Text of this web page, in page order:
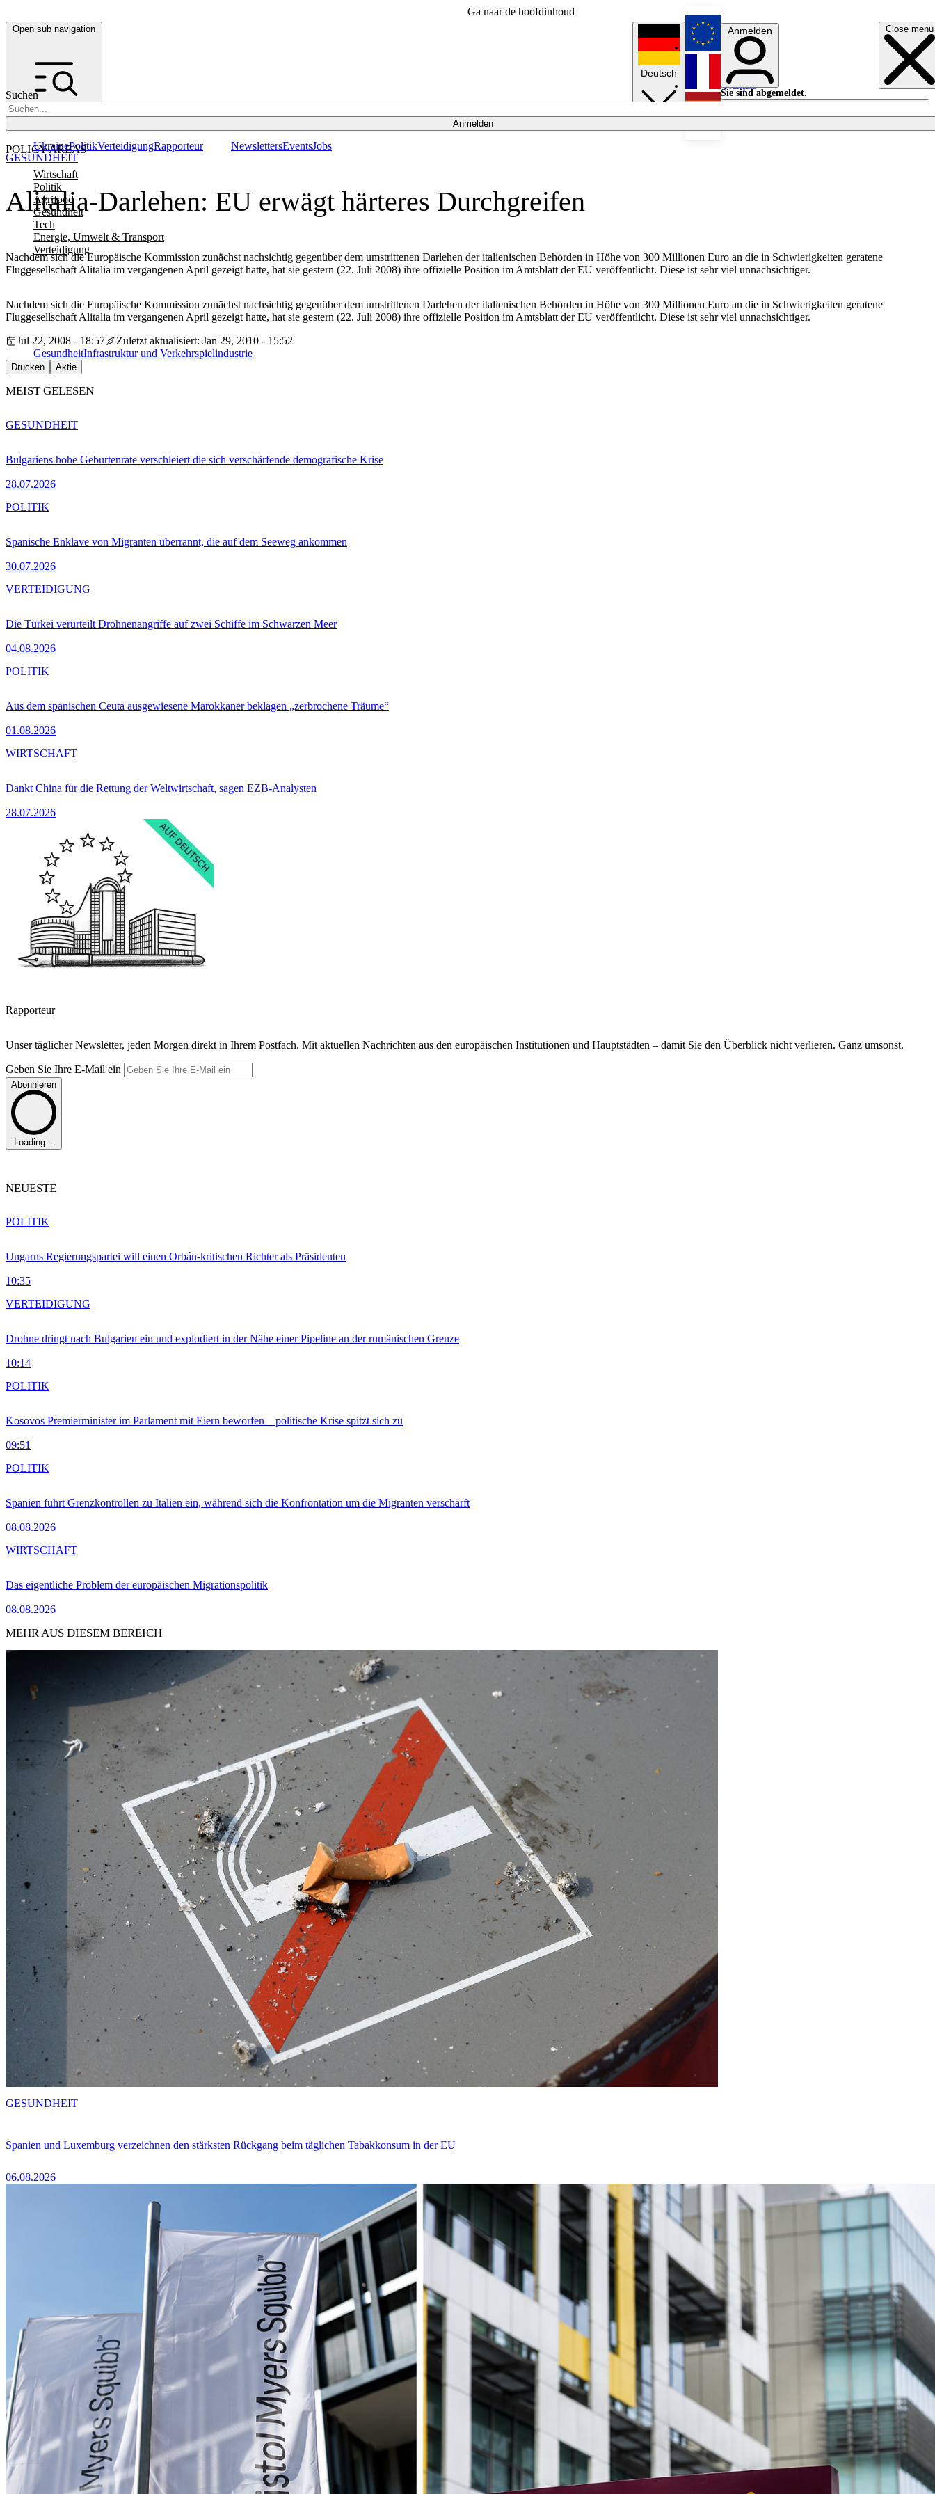
Ga naar de hoofdinhoud
Open sub navigation Close menu
Suchen
Anmelden
POLICY AREAS
Wirtschaft
Politik
Agrifood
Gesundheit
Tech
Energie, Umwelt & Transport
Verteidigung
UkrainePolitikVerteidigungRapporteur NewslettersEventsJobs
Deutsch
English
Français
Anmelden
Sie sind abgemeldet.
Anmelden
Licht aus
Alitalia-Darlehen: EU erwägt härteres Durchgreifen
Nachdem sich die Europäische Kommission zunächst nachsichtig gegenüber dem umstrittenen Darlehen der italienischen Behörden in Höhe von 300 Millionen Euro an die in Schwierigkeiten geratene
Fluggesellschaft Alitalia im vergangenen April gezeigt hatte, hat sie gestern (22. Juli 2008) ihre offizielle Position im Amtsblatt der EU veröffentlicht. Diese ist sehr viel unnachsichtiger.
GESUNDHEIT
Nachdem sich die Europäische Kommission zunächst nachsichtig gegenüber dem umstrittenen Darlehen der italienischen Behörden in Höhe von 300 Millionen Euro an die in Schwierigkeiten geratene
Fluggesellschaft Alitalia im vergangenen April gezeigt hatte, hat sie gestern (22. Juli 2008) ihre offizielle Position im Amtsblatt der EU veröffentlicht. Diese ist sehr viel unnachsichtiger.
Jul 22, 2008 - 18:57
Zuletzt aktualisiert: Jan 29, 2010 - 15:52
GesundheitInfrastruktur und Verkehrspielindustrie
Drucken Aktie
MEIST GELESEN
Bulgariens hohe Geburtenrate verschleiert die sich verschärfende demografische Krise
28.07.2026
GESUNDHEIT
Spanische Enklave von Migranten überrannt, die auf dem Seeweg ankommen
30.07.2026
POLITIK
Die Türkei verurteilt Drohnenangriffe auf zwei Schiffe im Schwarzen Meer
04.08.2026
VERTEIDIGUNG
Aus dem spanischen Ceuta ausgewiesene Marokkaner beklagen „zerbrochene Träume“
01.08.2026
POLITIK
Dankt China für die Rettung der Weltwirtschaft, sagen EZB-Analysten
28.07.2026
WIRTSCHAFT
Rapporteur
Unser täglicher Newsletter, jeden Morgen direkt in Ihrem Postfach. Mit aktuellen Nachrichten aus den europäischen Institutionen und Hauptstädten – damit Sie den Überblick nicht verlieren. Ganz umsonst.
Geben Sie Ihre E-Mail ein
Abonnieren
Loading...
NEUESTE
Ungarns Regierungspartei will einen Orbán-kritischen Richter als Präsidenten
10:35
POLITIK
Drohne dringt nach Bulgarien ein und explodiert in der Nähe einer Pipeline an der rumänischen Grenze
10:14
VERTEIDIGUNG
Kosovos Premierminister im Parlament mit Eiern beworfen – politische Krise spitzt sich zu
09:51
POLITIK
Spanien führt Grenzkontrollen zu Italien ein, während sich die Konfrontation um die Migranten verschärft
08.08.2026
POLITIK
Das eigentliche Problem der europäischen Migrationspolitik
08.08.2026
WIRTSCHAFT
MEHR AUS DIESEM BEREICH
Spanien und Luxemburg verzeichnen den stärksten Rückgang beim täglichen Tabakkonsum in der EU
06.08.2026
GESUNDHEIT